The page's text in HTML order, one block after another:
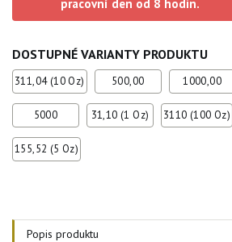
pracovní den od 8 hodin.
DOSTUPNÉ VARIANTY PRODUKTU
311,04 (10 Oz) 500,00 1000,00
5000 31,10 (1 Oz) 3110 (100 Oz)
155,52 (5 Oz)
Popis produktu